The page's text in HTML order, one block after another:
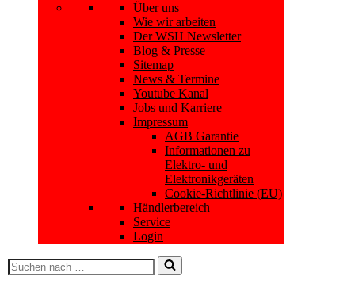
Über uns
Wie wir arbeiten
Der WSH Newsletter
Blog & Presse
Sitemap
News & Termine
Youtube Kanal
Jobs und Karriere
Impressum
AGB Garantie
Informationen zu
Elektro- und
Elektronikgeräten
Cookie-Richtlinie (EU)
Händlerbereich
Service
Login
Suchen
nach …